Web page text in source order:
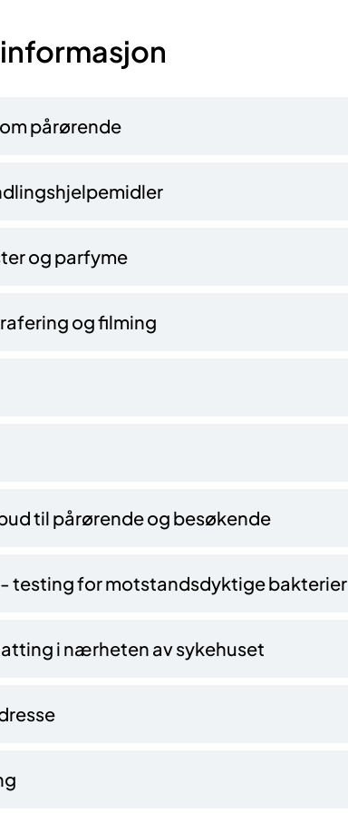
pårørende
og parfyme
og filming
til pårørende og besøkende
- testing for motstandsdyktige bakterier
i nærheten av sykehuset